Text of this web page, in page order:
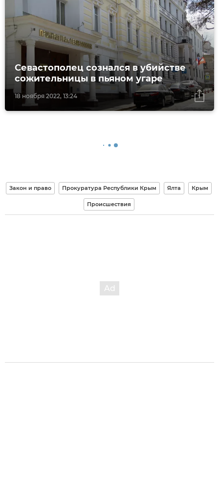
18 ноября 2022, 13:24
Севастополец сознался в убийстве
сожительницы в пьяном угаре
Закон и право Прокуратура Республики Крым Ялта Крым
Происшествия